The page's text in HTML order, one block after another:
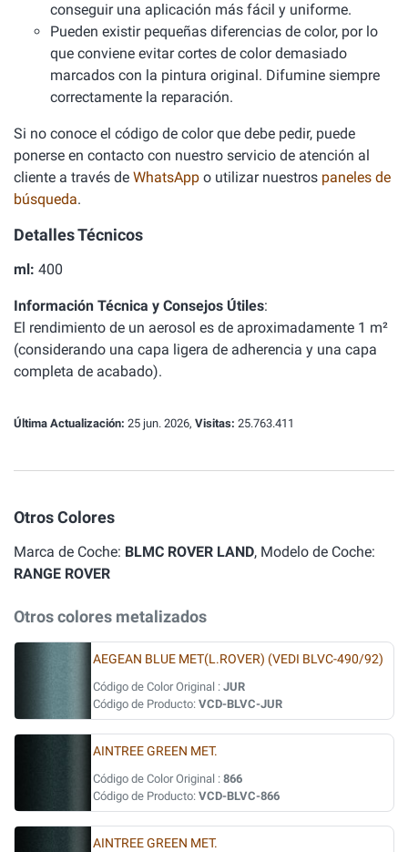
conseguir una aplicación más fácil y uniforme.
Pueden existir pequeñas diferencias de color, por lo
que conviene evitar cortes de color demasiado
marcados con la pintura original. Difumine siempre
correctamente la reparación.
Si no conoce el código de color que debe pedir, puede
ponerse en contacto con nuestro servicio de atención al
cliente a través de WhatsApp o utilizar nuestros paneles de
búsqueda.
Detalles Técnicos
ml: 400
Información Técnica y Consejos Útiles:
El rendimiento de un aerosol es de aproximadamente 1 m²
(considerando una capa ligera de adherencia y una capa
completa de acabado).
Última Actualización: 25 jun. 2026, Visitas: 25.763.411
Otros Colores
Marca de Coche: BLMC ROVER LAND, Modelo de Coche:
RANGE ROVER
Otros colores metalizados
AEGEAN BLUE MET(L.ROVER) (VEDI BLVC-490/92)
Código de Color Original : JUR
Código de Producto: VCD-BLVC-JUR
AINTREE GREEN MET.
Código de Color Original : 866
Código de Producto: VCD-BLVC-866
AINTREE GREEN MET.